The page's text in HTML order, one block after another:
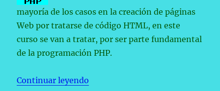
mayoría de los casos en la creación de páginas
Web por tratarse de código HTML, en este
curso se van a tratar, por ser parte fundamental
de la programación PHP.
Continuar leyendo